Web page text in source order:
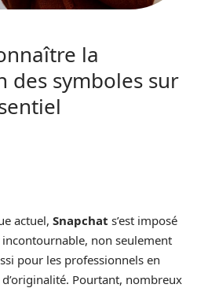
la
des symboles sur
actuel, Snapchat s’est imposé
non seulement
pour les professionnels en
Pourtant, nombreux